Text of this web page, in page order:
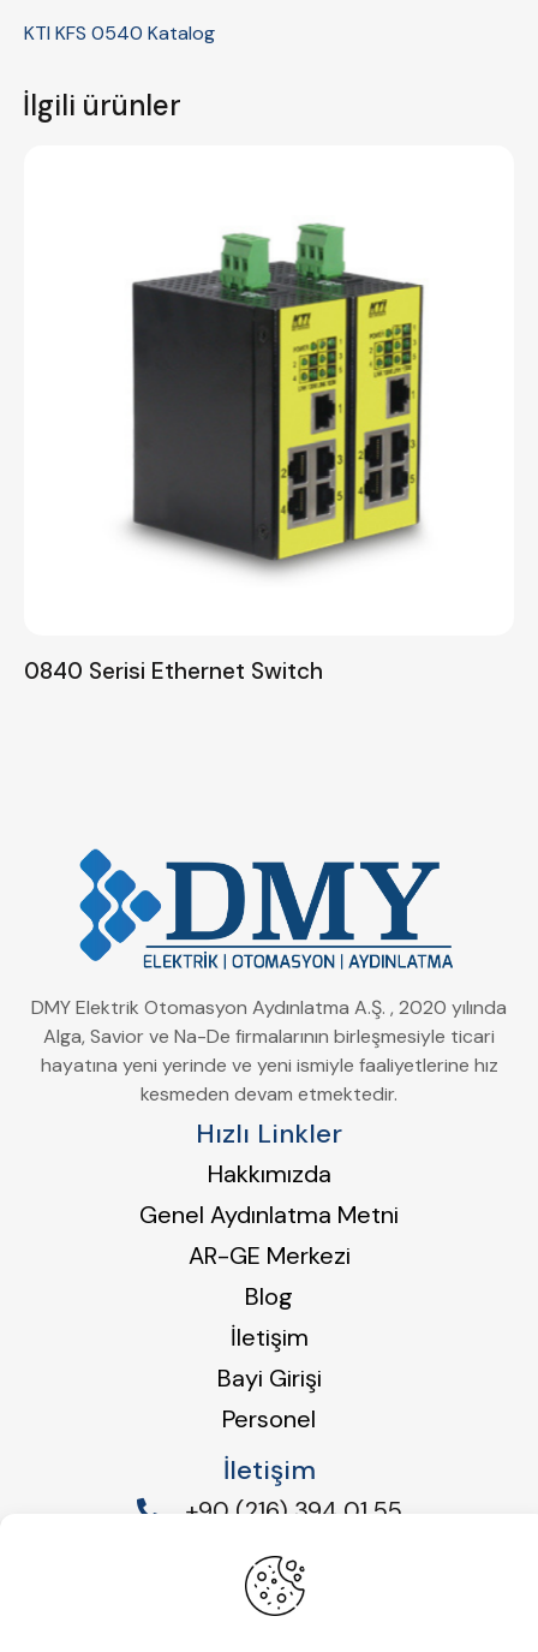
KTI KFS 0540 Katalog
İlgili ürünler
0840 Serisi Ethernet Switch
DMY Elektrik Otomasyon Aydınlatma A.Ş. , 2020 yılında
Alga, Savior ve Na-De firmalarının birleşmesiyle ticari
hayatına yeni yerinde ve yeni ismiyle faaliyetlerine hız
kesmeden devam etmektedir.
Hızlı Linkler
Hakkımızda
Genel Aydınlatma Metni
AR-GE Merkezi
Blog
İletişim
Bayi Girişi
Personel
İletişim
+90 (216) 394 01 55
info@dmyeoa.com.tr
Emek Mah.Ordu Cad.No:49/51 34885
Sancaktepe/İSTANBUL